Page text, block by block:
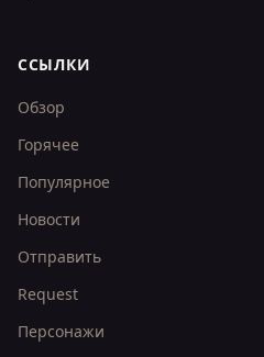
ССЫЛКИ
Обзор
Горячее
Популярное
Новости
Отправить
Request
Персонажи